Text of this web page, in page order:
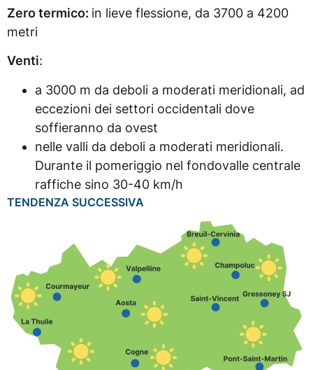
Zero termico: in lieve flessione, da 3700 a 4200
metri
Venti:
a 3000 m da deboli a moderati meridionali, ad
eccezioni dei settori occidentali dove
soffieranno da ovest
nelle valli da deboli a moderati meridionali.
Durante il pomeriggio nel fondovalle centrale
raffiche sino 30-40 km/h
TENDENZA SUCCESSIVA